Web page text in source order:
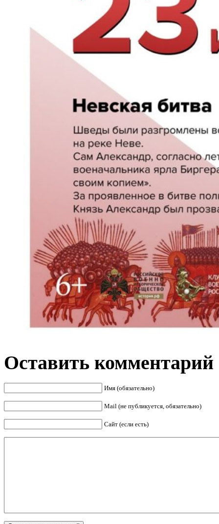
Оставить комментарий
Имя (обязательно)
Mail (не публикуется, обязательно)
Сайт (если есть)